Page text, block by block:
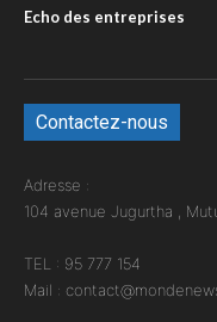
Echo des entreprises
Contactez-nous
Adresse :
104 avenue Jugurtha ,
TEL : 95 777 154
Mail :